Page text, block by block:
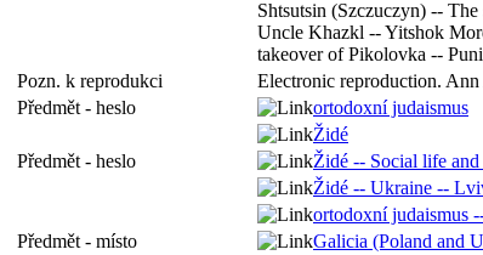
Shtsutsin (Szczuczyn) --
Uncle Khazkl -- Yitshok
takeover of Pikolovka --
Pozn. k reprodukci
Electronic reproduction.
Předmět - heslo
ortodoxní judaismus
Židé
Předmět - heslo
Židé -- Social life
Židé -- Ukraine --
ortodoxní judaismus
Předmět - místo
Galicia (Poland and